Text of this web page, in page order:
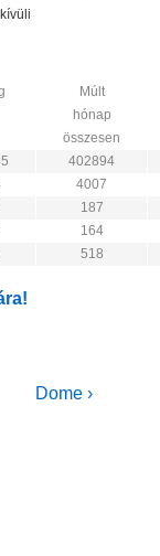
Múlt
hónap
összesen
402894
4007
187
164
518
Next
Dome ›